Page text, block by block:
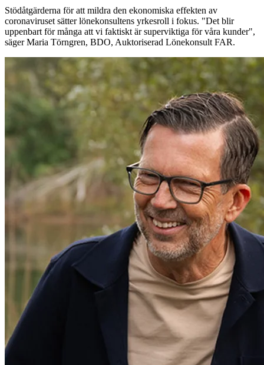
Stödåtgärderna för att mildra den ekonomiska effekten av
coronaviruset sätter lönekonsultens yrkesroll i fokus. "Det blir
uppenbart för många att vi faktiskt är superviktiga för våra kunder",
säger Maria Törngren, BDO, Auktoriserad Lönekonsult FAR.